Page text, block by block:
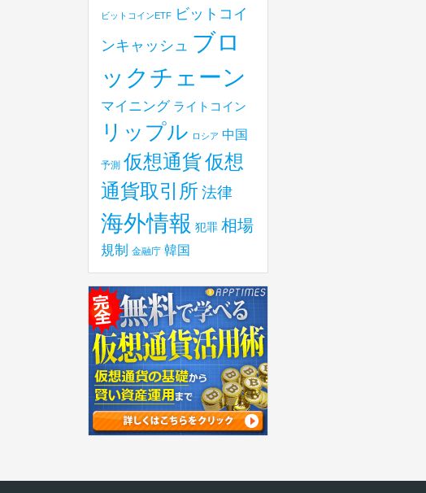
ビットコインETF
ビットコイ
ンキャッシュ ブロ
ックチェーン
マイニング ライトコイン
リップル ロシア 中国
予測 仮想通貨仮想
通貨取引所 法律
海外情報 犯罪 相場
規制 金融庁 韓国